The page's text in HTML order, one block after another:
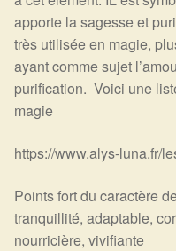
apporte la sagesse et
très utilisée en magie,
ayant comme sujet
purification. Voici une
magie
https://www.alys-luna.fr/
Points fort du caractère
tranquillité, adaptable,
nourricière, vivifiante